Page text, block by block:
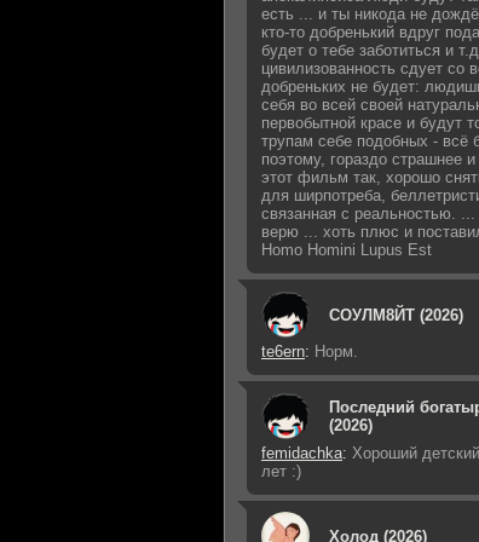
есть ... и ты никода не
кто-то добренький вдруг
будет о тебе заботиться и
цивилизованность сдует со
добреньких не будет:
себя во всей своей
первобытной красе и будут
трупам себе подобных - всё
поэтому, гораздо страшнее
этот фильм так, хорошо
для ширпотреба,
связанная с реальностью.
верю ... хоть плюс и
Homo Homini Lupus Est
СОУЛМ8ЙТ (2026)
te6ern: Норм.
Последний
(2026)
femidachka: Хороший
лет :)
Холод (2026)